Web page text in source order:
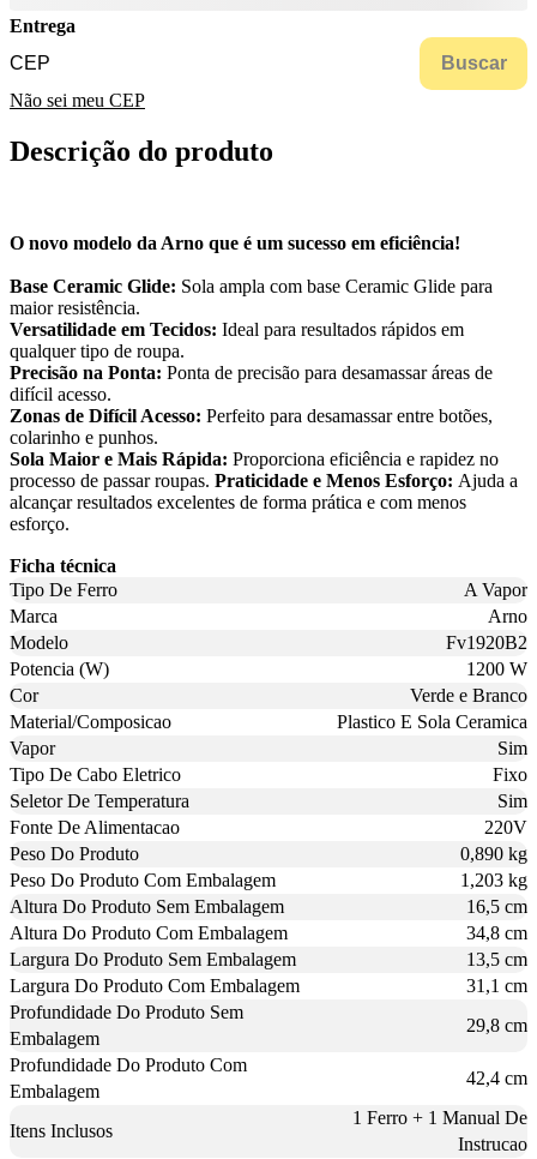
Entrega
Buscar
Não sei meu CEP
Descrição do produto
O novo modelo da Arno que é um sucesso em eficiência!
Base Ceramic Glide: Sola ampla com base Ceramic Glide para
maior resistência.
Versatilidade em Tecidos: Ideal para resultados rápidos em
qualquer tipo de roupa.
Precisão na Ponta: Ponta de precisão para desamassar áreas de
difícil acesso.
Zonas de Difícil Acesso: Perfeito para desamassar entre botões,
colarinho e punhos.
Sola Maior e Mais Rápida: Proporciona eficiência e rapidez no
processo de passar roupas. Praticidade e Menos Esforço: Ajuda a
alcançar resultados excelentes de forma prática e com menos
esforço.
Ficha técnica
Tipo De Ferro
A Vapor
Marca
Arno
Modelo
Fv1920B2
Potencia (W)
1200 W
Cor
Verde e Branco
Material/Composicao
Plastico E Sola Ceramica
Vapor
Sim
Tipo De Cabo Eletrico
Fixo
Seletor De Temperatura
Sim
Fonte De Alimentacao
220V
Peso Do Produto
0,890 kg
Peso Do Produto Com Embalagem
1,203 kg
Altura Do Produto Sem Embalagem
16,5 cm
Altura Do Produto Com Embalagem
34,8 cm
Largura Do Produto Sem Embalagem
13,5 cm
Largura Do Produto Com Embalagem
31,1 cm
Profundidade Do Produto Sem
Embalagem
29,8 cm
Profundidade Do Produto Com
Embalagem
42,4 cm
Itens Inclusos
1 Ferro + 1 Manual De
Instrucao